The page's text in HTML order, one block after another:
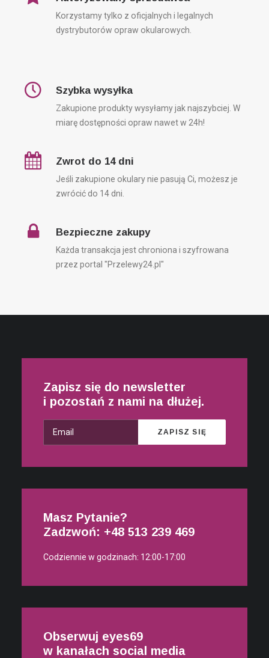
Korzystamy tylko z oficjalnych i legalnych
dystrybutorów opraw okularowych.
Szybka wysyłka
Zakupione produkty wysyłamy jak najszybciej. W
miarę dostępności opraw nawet w 24h!
Zwrot do 14 dni
Jeśli zakupione okulary nie pasują Ci, możesz je
zwrócić do 14 dni.
Bezpieczne zakupy
Każda transakcja jest chroniona i szyfrowana
przez portal "Przelewy24.pl"
Zapisz się do newsletter
i pozostań z nami na dłużej.
Masz Pytanie?
Zadzwoń: +48 513 239 469
Codziennie w godzinach: 12:00-17:00
Obserwuj eyes69
w kanałach social media